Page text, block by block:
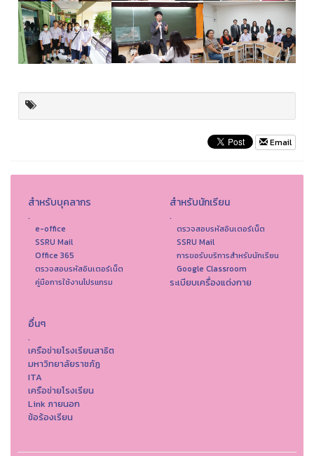
Email
สำหรับบุคลากร
.
e-office
SSRU Mail
Office 365
ตรวจสอบรหัสอินเตอร์เน็ต
คู่มือการใช้งานโปรแกรม
สำหรับนักเรียน
.
ตรวจสอบรหัสอินเตอร์เน็ต
SSRU Mail
การขอรับบริการสำหรับนักเรียน
Google Classroom
ระเบียบเครื่องแต่งกาย
อื่นๆ
.
เครือข่ายโรงเรียนสาธิต
มหาวิทยาลัยราชภัฏ
ITA
เครือข่ายโรงเรียน
Link ภายนอก
ข้อร้องเรียน